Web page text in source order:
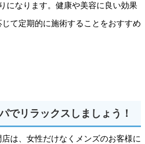
になります。健康や美容に良い効果
て定期的に施術することをおすすめ
でリラックスしましょう！
店は、女性だけなくメンズのお客様に